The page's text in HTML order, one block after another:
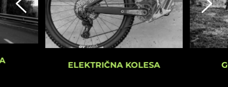
ELEKTRIČNA KOLESA